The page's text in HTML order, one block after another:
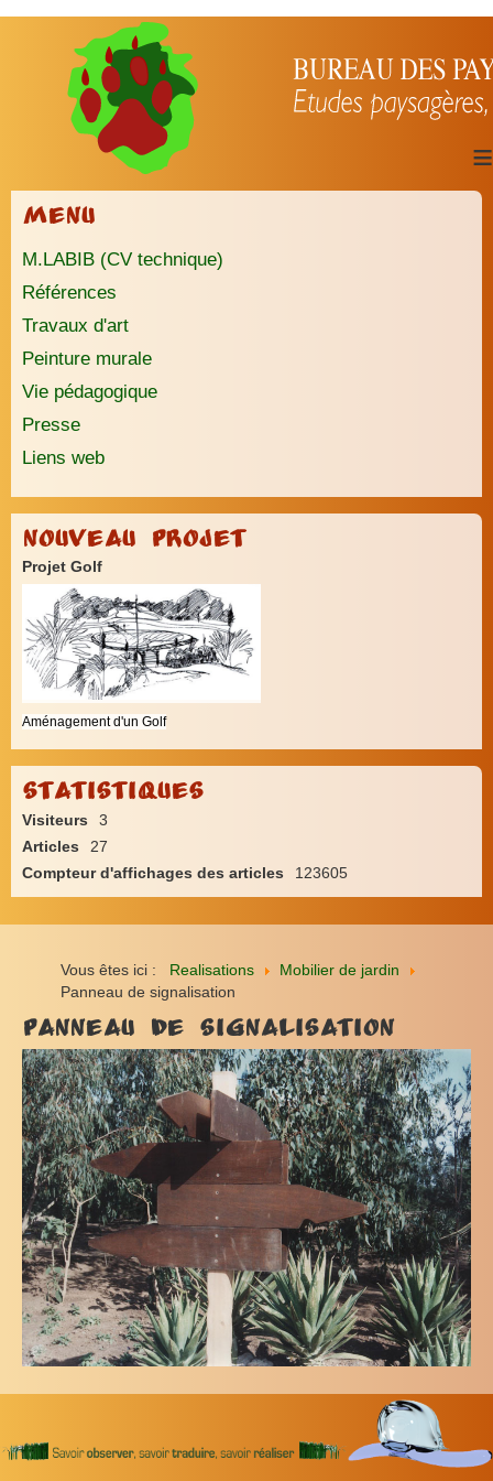
≡
Menu
M.LABIB (CV technique)
Références
Travaux d'art
Peinture murale
Vie pédagogique
Presse
Liens web
Nouveau Projet
Projet Golf
Aménagement d'un Golf
Statistiques
Visiteurs
3
Articles
27
Compteur d'affichages des articles
123605
Vous êtes ici : Realisations
Mobilier de jardin
Panneau de signalisation
Panneau de signalisation